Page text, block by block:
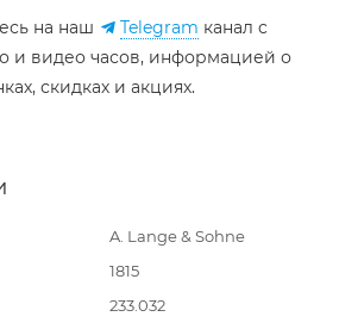
на наш Telegram канал c
и видео часов, информацией о
скидках и акциях.
A. Lange & Sohne
1815
233.032